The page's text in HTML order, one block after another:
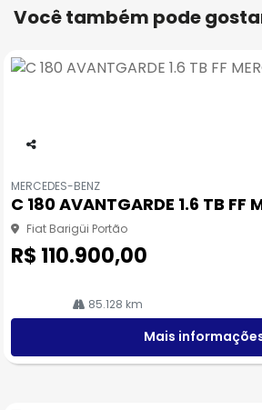
Você também pode
pa
rtil
he
MERCEDES-BENZ
C 180 AVANTGARDE 1.6 TB FF
Fiat Barigüi Portão
R$ 110.900,00
85.128 km
Mais